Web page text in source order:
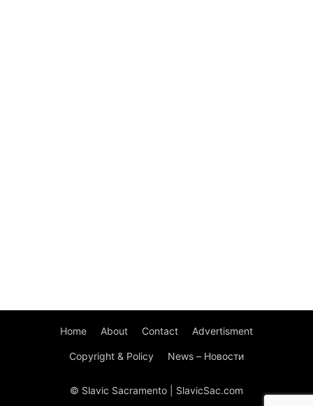
Home About Contact Advertisment
Copyright & Policy News – Новости
© Slavic Sacramento | SlavicSac.com